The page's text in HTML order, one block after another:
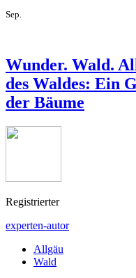
Sep.
Wunder. Wald.
des Waldes: Ein
der Bäume
Registrierter
experten-autor
Allgäu
Wald